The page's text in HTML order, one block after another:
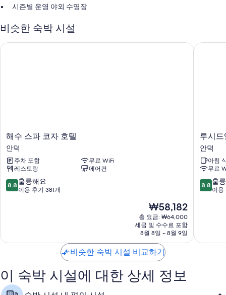
시즌별 운영 야외 수영장
기념품점
객실 특징
옷장 또는 벽장, 바닥 난방 및 간이 주방
비슷한 숙박 시설
해
수
스
파
코
자
호
해수 스파 코자 호텔
안덕
주차 포함
무료 WiFi
레스토랑
에어컨
10
점
훌
요,
이
용
8.8 훌륭해요
이용 후기 381개
현
재
요
금
₩58,182
₩58,182
총 요금: ₩64,000
세금 및 수수료 포함
8월 8일 ~ 8월 9일
해수 스파 코자 호텔
루
시
드
엠
안
덕
루시드
안덕
아침
무료
10
점
훌
8.8 훌
이용
루시드엠
비슷한 숙박 시설 비교하기
이 숙박 시설에 대한 상세 정보